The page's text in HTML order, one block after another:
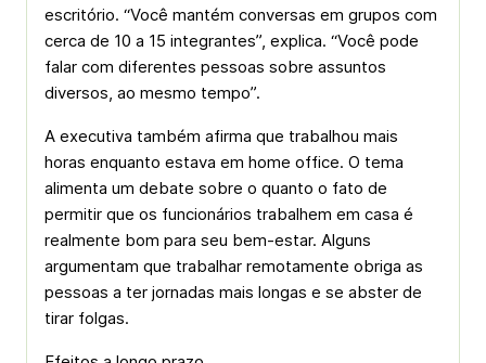
escritório. “Você mantém conversas em grupos com
cerca de 10 a 15 integrantes”, explica. “Você pode
falar com diferentes pessoas sobre assuntos
diversos, ao mesmo tempo”.
A executiva também afirma que trabalhou mais
horas enquanto estava em home office. O tema
alimenta um debate sobre o quanto o fato de
permitir que os funcionários trabalhem em casa é
realmente bom para seu bem-estar. Alguns
argumentam que trabalhar remotamente obriga as
pessoas a ter jornadas mais longas e se abster de
tirar folgas.